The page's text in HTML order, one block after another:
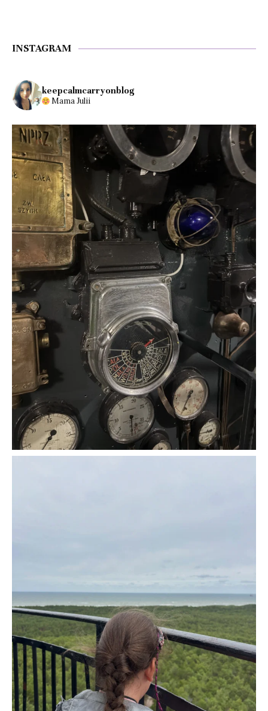
INSTAGRAM
keepcalmcarryonblog
Mama Julii